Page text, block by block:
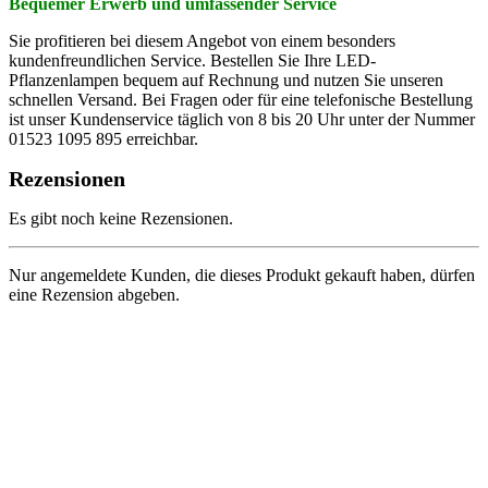
Sie profitieren bei diesem Angebot von einem besonders
kundenfreundlichen Service. Bestellen Sie Ihre LED-
Pflanzenlampen bequem auf Rechnung und nutzen Sie unseren
schnellen Versand. Bei Fragen oder für eine telefonische Bestellung
ist unser Kundenservice täglich von 8 bis 20 Uhr unter der Nummer
01523 1095 895 erreichbar.
Rezensionen
Es gibt noch keine Rezensionen.
Nur angemeldete Kunden, die dieses Produkt gekauft haben, dürfen
eine Rezension abgeben.